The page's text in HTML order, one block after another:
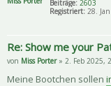
Beiträge: 2603
Registriert: 28.
Re: Show me your
von Miss Porter» 2. Feb 2025,
Meine Bootchen sollen